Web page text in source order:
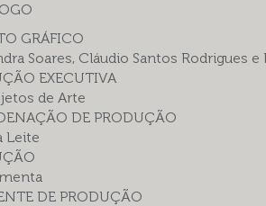
GRÁFICO
Soares, Cláudio Santos Rodrigues
EXECUTIVA
de Arte
DE PRODUÇÃO
Leite
DE PRODUÇÃO